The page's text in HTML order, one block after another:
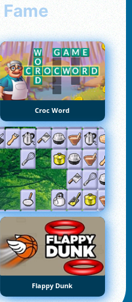
Fame
Croc Word
Flappy Dunk